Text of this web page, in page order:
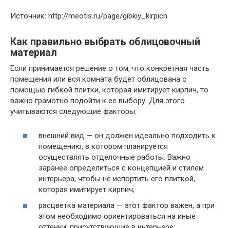
Источник: http://meotis.ru/page/gibkiy_kirpich
Как правильно выбрать облицовочный
материал
Если принимается решение о том, что конкретная часть
помещения или вся комната будет облицована с
помощью гибкой плитки, которая имитирует кирпич, то
важно грамотно подойти к ее выбору. Для этого
учитываются следующие факторы:
внешний вид — он должен идеально подходить к
помещению, в котором планируется
осуществлять отделочные работы. Важно
заранее определиться с концепцией и стилем
интерьера, чтобы не испортить его плиткой,
которая имитирует кирпич;
расцветка материала — этот фактор важен, а при
этом необходимо ориентироваться на иные